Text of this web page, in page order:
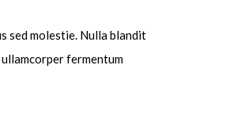
sed molestie. Nulla blandit
fermentum